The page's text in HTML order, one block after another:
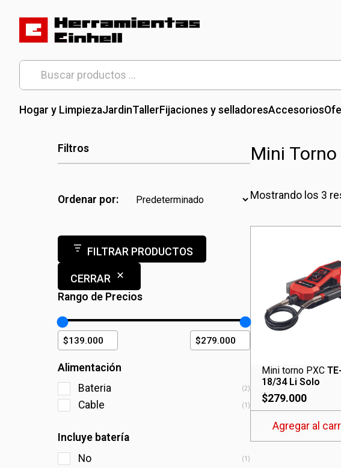
content
Herramientas Einhell
Distribuidor Oficial
Buscar
por:
Hogar y LimpiezaJardinTallerFijaciones y selladoresAccesorios
Mini Torno
Mostrando los 3
Mini torno PXC
18/34 Li Solo
$279.000
Agregar al
Filtros
Ordenar por:
FILTRAR PRODUCTOS
CERRAR
Rango de Precios
Alimentación
Bateria
(2)
Cable (1)
Incluye batería
No
(1)